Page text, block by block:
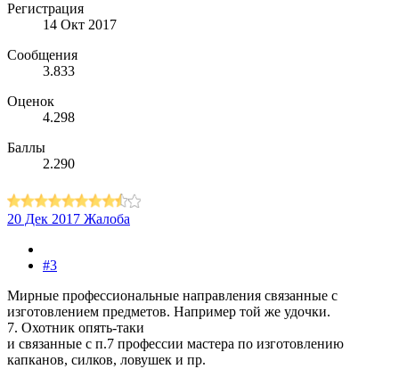
Регистрация
14 Окт 2017
Сообщения
3.833
Оценок
4.298
Баллы
2.290
20 Дек 2017 Жалоба
#3
Мирные профессиональные направления связанные с
изготовлением предметов. Например той же удочки.
7. Охотник опять-таки
и связанные с п.7 профессии мастера по изготовлению
капканов, силков, ловушек и пр.